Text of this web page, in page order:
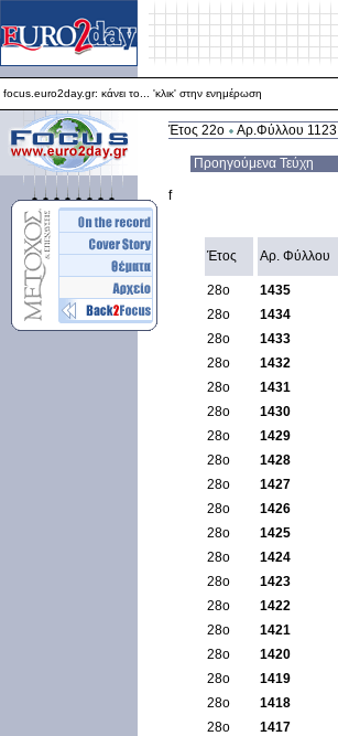
focus.euro2day.gr: κάνει το... 'κλικ' στην ενημέρωση
Για καλύτερη απεικόνιση προτείνεται ο Internet Explorer 5.5+
focus.euro2day.gr: κάνει το... 'κλικ' στην ενημέρωση
Έτος 22ο Αρ.Φύλλου 1123
Προηγούμενα Τεύχη
f
Έτος Αρ. Φύλλου
28ο 1435
28ο
1434
28ο
1433
28ο
1432
28ο
1431
28ο
1430
28ο
1429
28ο
1428
28ο
1427
28ο
1426
28ο
1425
28ο
1424
28ο
1423
28ο
1422
28ο
1421
28ο
1420
28ο
1419
28ο
1418
28ο
1417